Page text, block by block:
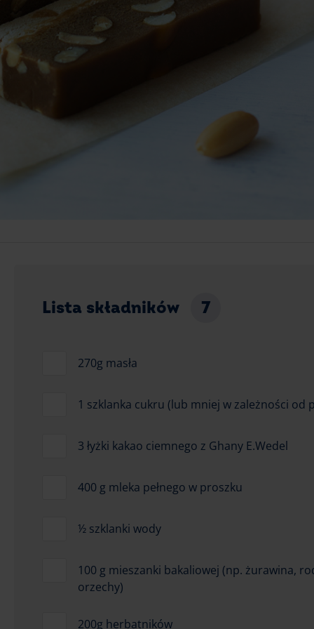
Lista składników 7
270g masła
1 szklanka cukru (lub mniej w zależności od
3 łyżki kakao ciemnego z Ghany E.Wedel
400 g mleka pełnego w proszku
½ szklanki wody
100 g mieszanki bakaliowej (np. żurawina,
orzechy)
200g herbatników